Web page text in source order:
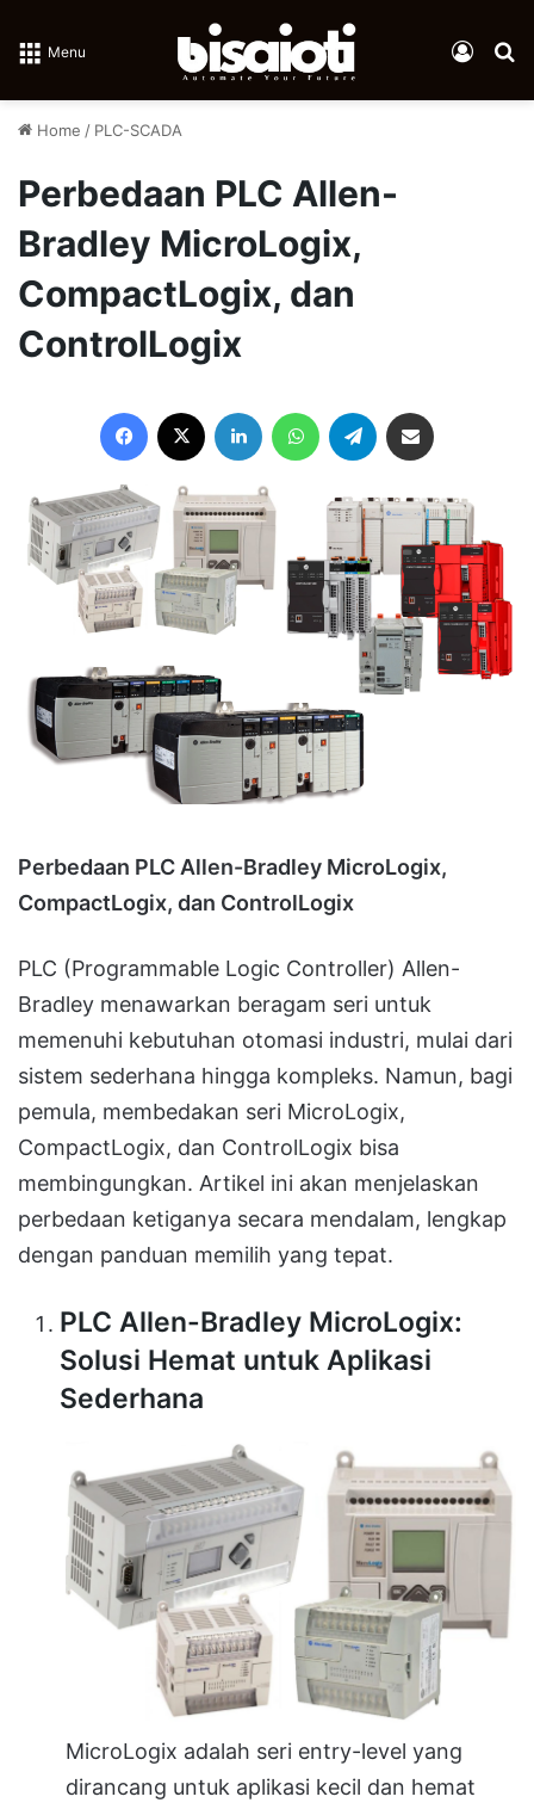
Menu Log In
Home / PLC-SCADA
Perbedaan PLC Allen-
Bradley MicroLogix,
CompactLogix, dan
ControlLogix
Facebook LinkedIn WhatsAppTelegram
Perbedaan PLC Allen-Bradley MicroLogix,
CompactLogix, dan ControlLogix
PLC (Programmable Logic Controller) Allen-
Bradley menawarkan beragam seri untuk
memenuhi kebutuhan otomasi industri, mulai dari
sistem sederhana hingga kompleks. Namun, bagi
pemula, membedakan seri MicroLogix,
CompactLogix, dan ControlLogix bisa
membingungkan. Artikel ini akan menjelaskan
perbedaan ketiganya secara mendalam, lengkap
dengan panduan memilih yang tepat.
PLC Allen-Bradley MicroLogix:
Solusi Hemat untuk Aplikasi
Sederhana
MicroLogix adalah seri entry-level yang
dirancang untuk aplikasi kecil dan hemat